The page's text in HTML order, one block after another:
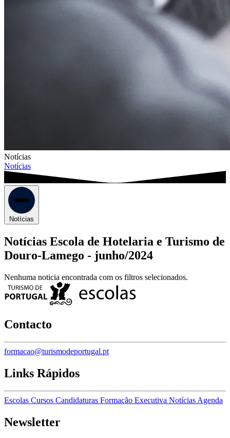
Notícias
Notícias
Notícias
Notícias Escola de Hotelaria e Turismo de
Douro-Lamego - junho/2024
Nenhuma noticia encontrada com os filtros selecionados.
Contacto
formacao@turismodeportugal.pt
Links Rápidos
Escolas Cursos Candidaturas Formação Executiva Notícias Agenda
Newsletter